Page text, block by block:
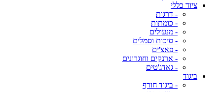
ציוד כללי
- דרגות
- כומתות
- מנעולים
- סיכות וסמלים
- פאצ'ים
- ארנקים וחוגרונים
- גאדג'טים
ביגוד
- ביגוד חורף